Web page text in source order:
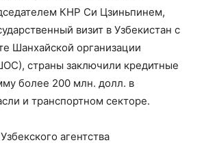
КНР Си Цзиньпинем,
визит в Узбекистан с
Шанхайской организации
страны заключили кредитные
более 200 млн. долл. в
и транспортном секторе.
агентства